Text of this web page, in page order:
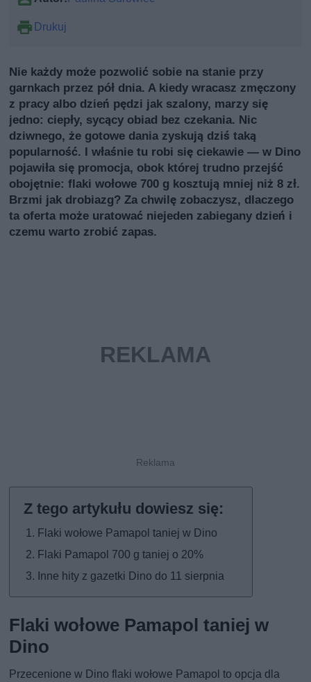
Drukuj
Nie każdy może pozwolić sobie na stanie przy
garnkach przez pół dnia. A kiedy wracasz zmęczony
z pracy albo dzień pędzi jak szalony, marzy się
jedno: ciepły, sycący obiad bez czekania. Nic
dziwnego, że gotowe dania zyskują dziś taką
popularność. I właśnie tu robi się ciekawie — w Dino
pojawiła się promocja, obok której trudno przejść
obojętnie: flaki wołowe 700 g kosztują mniej niż 8 zł.
Brzmi jak drobiazg? Za chwilę zobaczysz, dlaczego
ta oferta może uratować niejeden zabiegany dzień i
czemu warto zrobić zapas.
Flaki wołowe Pamapol taniej w Dino
Flaki Pamapol 700 g taniej o 20%
Inne hity z gazetki Dino do 11 sierpnia
Flaki wołowe Pamapol taniej w
Dino
Przecenione w Dino flaki wołowe Pamapol to opcja dla